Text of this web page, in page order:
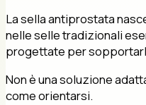
La sella antiprostata
nelle selle tradizionali
progettate per
Non è una soluzione
come orientarsi.